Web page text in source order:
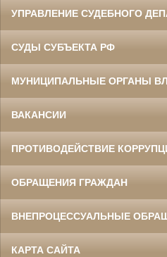
УПРАВЛЕНИЕ СУДЕБНОГО
СУДЫ СУБЪЕКТА РФ
МУНИЦИПАЛЬНЫЕ ОРГАНЫ
ВАКАНСИИ
ПРОТИВОДЕЙСТВИЕ
ОБРАЩЕНИЯ ГРАЖДАН
ВНЕПРОЦЕССУАЛЬНЫЕ
КАРТА САЙТА